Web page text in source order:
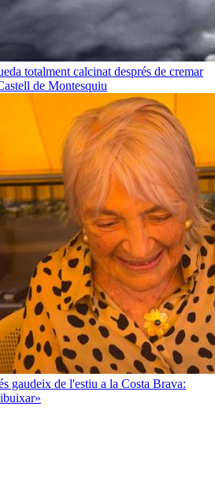
totalment calcinat després de cremar
de Montesquiu
gaudeix de l'estiu a la Costa Brava: